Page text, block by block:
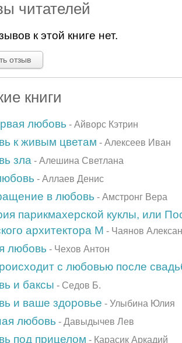
читателей
к этой книге нет.
отзыв
книги
любовь - Айворс Кэтрин
к живым цветам - Алексеев Иван
зла - Алешина Светлана
- Аллаев Денис
в любовь - Амстронг Вера
парикмахерской куклы, или
архитектора М - Чаянов
любовь - Чехов Антон
с любовью после
и баксы - Седов Б.
и ваше здоровье - Улыбина Юлия
любовь - Давыдычев Лев
под прицелом - Карасик Аркадий